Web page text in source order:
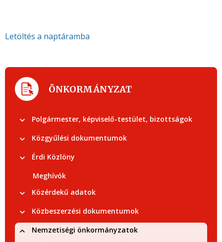
Letöltés a naptáramba
ÖNKORMÁNYZAT
Polgármester, képviselő-testület, bizottságok
Közgyűlési dokumentumok
Érdi Közlöny
Meghívók
Közérdekű adatok
Közbeszerzési dokumentumok
Nemzetiségi önkormányzatok